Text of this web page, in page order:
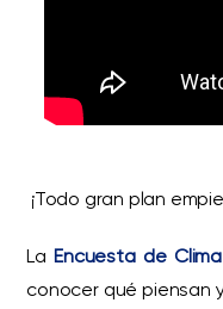
¡Todo gran plan
LaEncuesta de
conocer qué piensan